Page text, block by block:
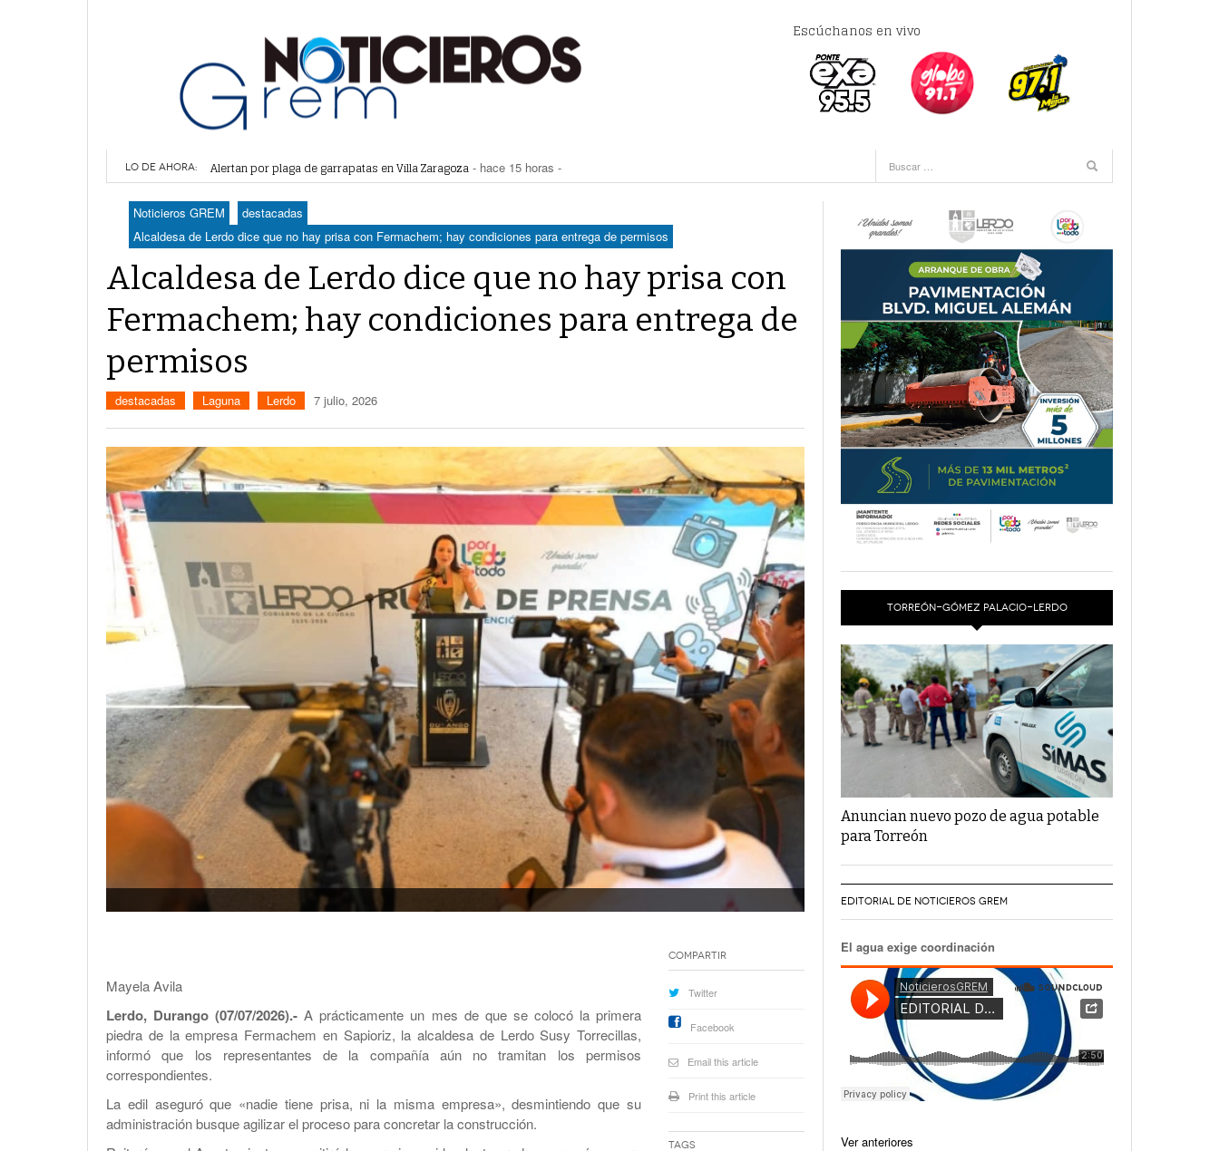
Escúchanos en vivo
LO DE AHORA: Alertan por plaga de garrapatas en Villa Zaragoza - hace 15 horas -
Reiteran estrategia para combate a la extorsión en Durango- hace 15 horas -
Por falta de agua, vecinos de Villa Zaragoza bloquearon Mieleras
Plantean fideicomiso federal para operar Agua Saludable- hace 16 horas -
Noticieros GREM
destacadas
Alcaldesa de Lerdo dice que no hay prisa con Fermachem; hay condiciones para entrega de permisos
Alcaldesa de Lerdo dice que no hay prisa con
Fermachem; hay condiciones para entrega de
permisos
destacadas Laguna Lerdo 7 julio, 2026
Mayela Avila
Lerdo, Durango (07/07/2026).- A prácticamente un mes de que se colocó la primera
piedra de la empresa Fermachem en Sapioriz, la alcaldesa de Lerdo Susy Torrecillas,
informó que los representantes de la compañía aún no tramitan los permisos
correspondientes.
La edil aseguró que «nadie tiene prisa, ni la misma empresa», desmintiendo que su
administración busque agilizar el proceso para concretar la construcción.
Compartir
Twitter
Facebook
Email this article
Print this article
Tags
TORREÓN-GÓMEZ PALACIO-LERDO
Anuncian nuevo pozo de agua potable
para Torreón
EDITORIAL DE NOTICIEROS GREM
El agua exige coordinación
Ver anteriores